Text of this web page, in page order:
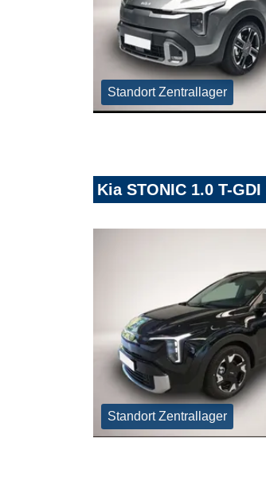
Standort Zentrallager
Kia STONIC 1.0 T-
Standort Zentrallager